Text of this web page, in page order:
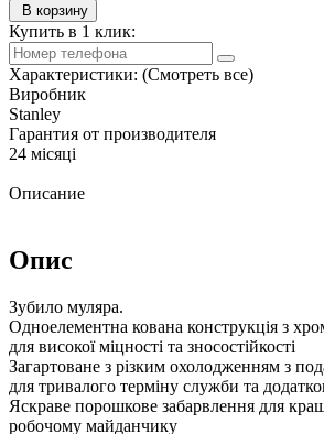
В корзину
Купить в 1 клик:
Характеристики: (Смотреть все)
Виробник
Stanley
Гарантия от производителя
24 місяці
Описание
Опис
Зубило муляра.
Одноелементна кована конструкція з
для високої міцності та зносостійкості
Загартоване з різким охолодженням з
для тривалого терміну служби та
Яскраве порошкове забарвлення для
робочому майданчику